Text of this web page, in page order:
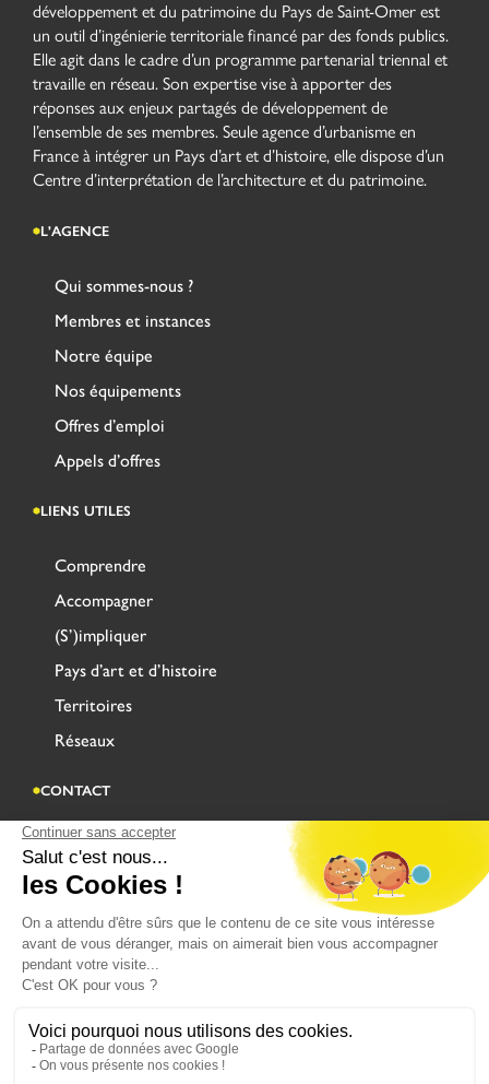
développement et du patrimoine du Pays de Saint-Omer est
un outil d’ingénierie territoriale financé par des fonds publics.
Elle agit dans le cadre d’un programme partenarial triennal et
travaille en réseau. Son expertise vise à apporter des
réponses aux enjeux partagés de développement de
l’ensemble de ses membres. Seule agence d’urbanisme en
France à intégrer un Pays d’art et d’histoire, elle dispose d’un
Centre d’interprétation de l’architecture et du patrimoine.
L'AGENCE
Qui sommes-nous ?
Membres et instances
Notre équipe
Nos équipements
Offres d’emploi
Appels d’offres
LIENS UTILES
Comprendre
Accompagner
(S’)impliquer
Pays d’art et d’histoire
Territoires
Réseaux
CONTACT
Adresse
Centre Administratif Saint Louis
Rue Saint-Sépulcre CS 90128
CONTACTEZ-NOUS
MENTIONS LÉGALES POLITIQUE DE CONFIDENTIALITÉ